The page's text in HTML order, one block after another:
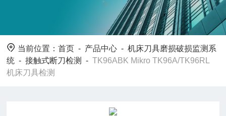
当前位置：首页 - 产品中心 -机床刀具磨损破损监测系
统 -接触式断刀检测 -TK96ABK Mikro TK96A/TK96RL
机床刀具检测